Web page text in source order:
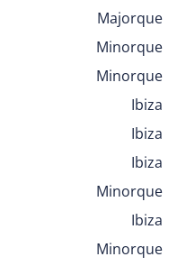
Majorque
Minorque
Minorque
Ibiza
Ibiza
Ibiza
Minorque
Ibiza
Minorque